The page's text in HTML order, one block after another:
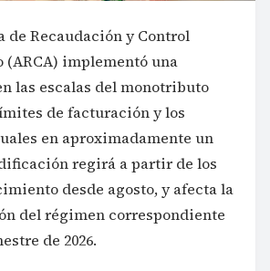
de Recaudación y Control
(ARCA) implementó una
las escalas del monotributo
de facturación y los
en aproximadamente un
regirá a partir de los
desde agosto, y afecta la
del régimen correspondiente
de 2026.